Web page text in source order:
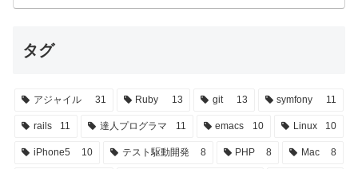
タグ
アジャイル 31 Ruby 13 git 13 symfony 11
rails 11 達人プログラマ 11 emacs 10 Linux 10
iPhone5 10 テスト駆動開発 8 PHP 8 Mac 8